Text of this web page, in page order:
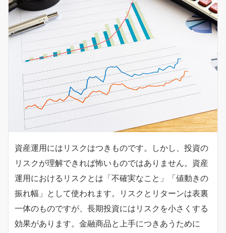
資産運用にはリスクはつきものです。しかし、投資の
リスクが理解できれば怖いものではありません。資産
運用におけるリスクとは「不確実なこと」「値動きの
振れ幅」として使われます。リスクとリターンは表裏
一体のものですが、長期投資にはリスクを小さくする
効果があります。金融商品と上手につきあうために